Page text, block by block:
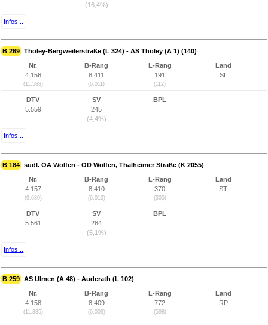
(16,4%)
Infos...
B 269 Tholey-Bergweilerstraße (L 324) - AS Tholey (A 1) (140)
Nr.
4.156
(11.588)
B-Rang
8.411
(6.011)
L-Rang
191
(112)
Land
SL
DTV
5.559
SV
245
(4,4%)
BPL
Infos...
B 184 südl. OA Wolfen - OD Wolfen, Thalheimer Straße (K 2055)
Nr.
4.157
(9.630)
B-Rang
8.410
(6.010)
L-Rang
370
(305)
Land
ST
DTV
5.561
SV
284
(5,1%)
BPL
Infos...
B 259 AS Ulmen (A 48) - Auderath (L 102)
Nr.
4.158
(11.385)
B-Rang
8.409
(6.009)
L-Rang
772
(598)
Land
RP